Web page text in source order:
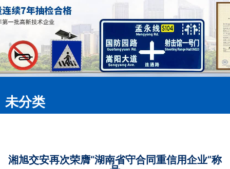
未分类
湘旭交安再次荣膺“湖南省守合同重信用企业”称